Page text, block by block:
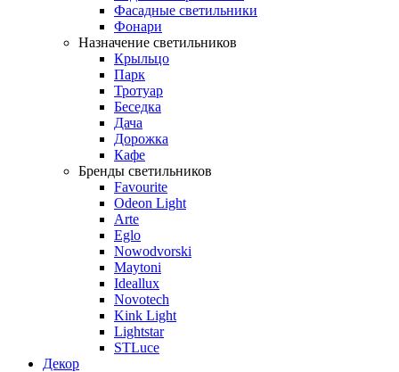
Фасадные светильники
Фонари
Назначение светильников
Крыльцо
Парк
Тротуар
Беседка
Дача
Дорожка
Кафе
Бренды светильников
Favourite
Odeon Light
Arte
Eglo
Nowodvorski
Maytoni
Ideallux
Novotech
Kink Light
Lightstar
STLuce
Декор